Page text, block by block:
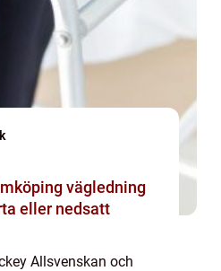
vägledning
eller nedsatt
Allsvenskan och